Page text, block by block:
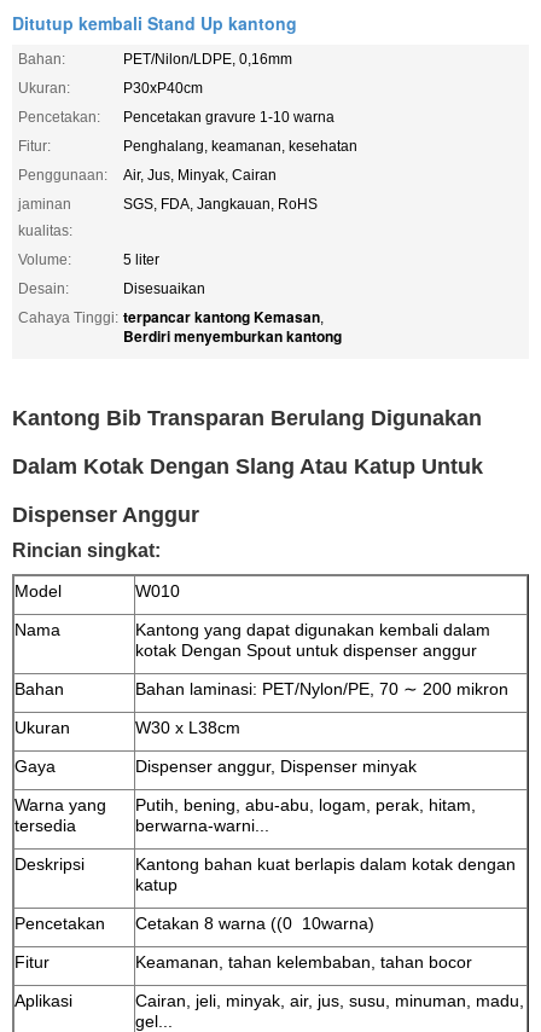
Ditutup kembali Stand Up kantong
Bahan:
PET/Nilon/LDPE, 0,16mm
Ukuran:
P30xP40cm
Pencetakan:
Pencetakan gravure 1-10 warna
Fitur:
Penghalang, keamanan, kesehatan
Penggunaan:
Air, Jus, Minyak, Cairan
jaminan
kualitas:
SGS, FDA, Jangkauan, RoHS
Volume:
5 liter
Desain:
Disesuaikan
Cahaya Tinggi: terpancar kantong Kemasan,
Berdiri menyemburkan kantong
Kantong Bib Transparan Berulang Digunakan
Dalam Kotak Dengan Slang Atau Katup Untuk
Dispenser Anggur
Rincian singkat:
Model
W010
Nama
Kantong yang dapat digunakan kembali dalam
kotak Dengan Spout untuk dispenser anggur
Bahan
Bahan laminasi: PET/Nylon/PE, 70 ∼ 200 mikron
Ukuran
W30 x L38cm
Gaya
Dispenser anggur, Dispenser minyak
Warna yang
tersedia
Putih, bening, abu-abu, logam, perak, hitam,
berwarna-warni...
Deskripsi
Kantong bahan kuat berlapis dalam kotak dengan
katup
Pencetakan
Cetakan 8 warna ((0 ️ 10warna)
Fitur
Keamanan, tahan kelembaban, tahan bocor
Aplikasi
Cairan, jeli, minyak, air, jus, susu, minuman, madu,
gel...